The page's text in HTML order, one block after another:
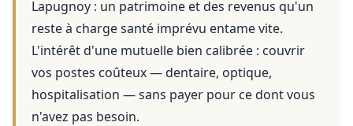
Lapugnoy : un patrimoine et des revenus qu'un
reste à charge santé imprévu entame vite.
L'intérêt d'une mutuelle bien calibrée : couvrir
vos postes coûteux — dentaire, optique,
hospitalisation — sans payer pour ce dont vous
n'avez pas besoin.